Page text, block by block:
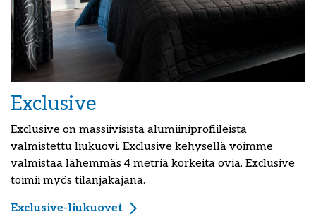
Exclusive
Exclusive on massiivisista alumiiniprofiileista
valmistettu liukuovi. Exclusive kehysellä voimme
valmistaa lähemmäs 4 metriä korkeita ovia. Exclusive
toimii myös tilanjakajana.
Exclusive-liukuovet